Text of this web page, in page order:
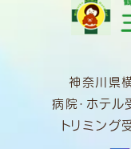
神奈川県
病院・ホテ
トリミン